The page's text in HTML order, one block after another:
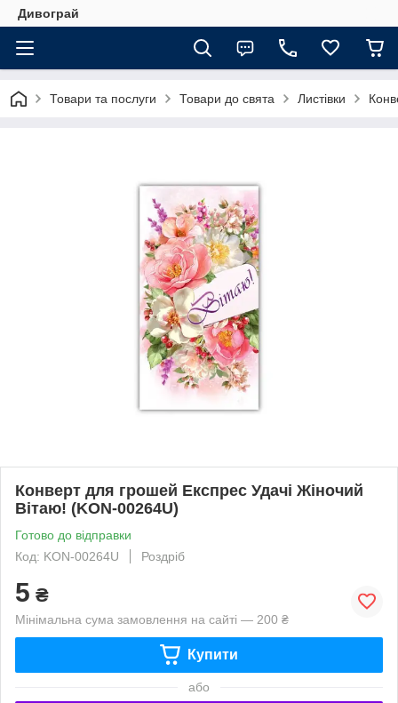
Дивограй
Товари та послуги Товари до свята Листівки
Конверт для грошей Експрес Удачі Жіночий
Вітаю! (KON-00264U)
Готово до відправки
Код: KON-00264U
Роздріб
5 ₴
Мінімальна сума замовлення на сайті — 200 ₴
Купити
або